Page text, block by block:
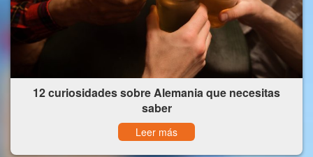
12 curiosidades sobre Alemania que necesitas
saber
Leer más